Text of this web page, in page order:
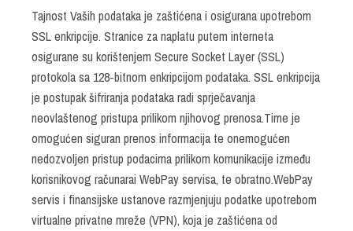
Tajnost Vaših podataka je zaštićena i osigurana upotrebom
SSL enkripcije. Stranice za naplatu putem interneta
osigurane su korištenjem Secure Socket Layer (SSL)
protokola sa 128-bitnom enkripcijom podataka. SSL enkripcija
je postupak šifriranja podataka radi sprječavanja
neovlaštenog pristupa prilikom njihovog prenosa.Time je
omogućen siguran prenos informacija te onemogućen
nedozvoljen pristup podacima prilikom komunikacije između
korisnikovog računarai WebPay servisa, te obratno.WebPay
servis i finansijske ustanove razmjenjuju podatke upotrebom
virtualne privatne mreže (VPN), koja je zaštićena od